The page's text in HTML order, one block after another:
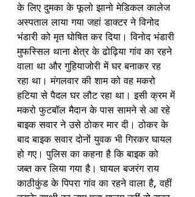
के लिए दुमका के फूलो झानो मेडिकल कालेज
अस्पताल लाया गया जहां डाक्टर ने विनोद
भंडारी को मृत घोषित कर दिया। विनोद भंडारी
मुफस्सिल थाना क्षेत्र के ढोढ़िया गांव का रहने
वाला था और गुहियाजोरी में घर बनाकर रह
रहा था। मंगलवार की शाम को वह मकरो
हटिया से पैदल घर लौट रहा था। इसी क्रम में
मकरो फुटबॉल मैदान के पास सामने से आ रहे
बाइक सवार ने उसे ठोकर मार दी। ठोकर के
बाद बाइक सवार दोनों युवक भी गिरकर घायल
हो गए। पुलिस का कहना है कि बाइक को
जब्त कर लिया गया है। घायल बजरंग राय
काठीकुंड के पिपरा गांव का रहने वाला है, वहीं